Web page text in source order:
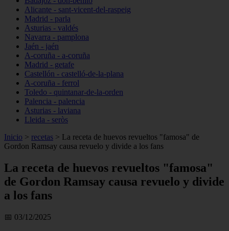
Alicante - sant-vicent-del-raspeig
Madrid - parla
Asturias - valdés
Navarra - pamplona
Jaén - jaén
A-coruña - a-coruña
Madrid - getafe
Castellón - castelló-de-la-plana
A-coruña - ferrol
Toledo - quintanar-de-la-orden
Palencia - palencia
Asturias - laviana
Lleida - seròs
Inicio > recetas > La receta de huevos revueltos "famosa" de
Gordon Ramsay causa revuelo y divide a los fans
La receta de huevos revueltos "famosa"
de Gordon Ramsay causa revuelo y divide
a los fans
📅 03/12/2025